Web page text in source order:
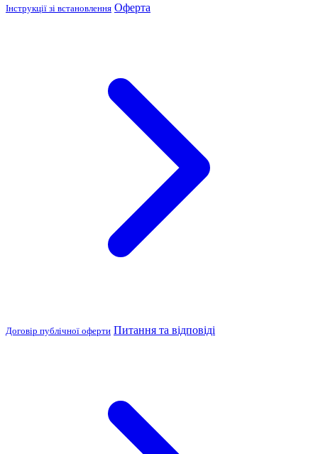
Інструкції зі встановлення Оферта
Договір публічної оферти Питання та відповіді